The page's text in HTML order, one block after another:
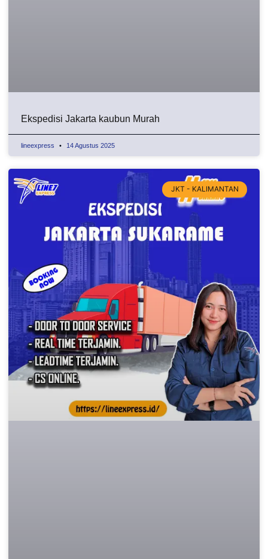
Ekspedisi Jakarta kaubun Murah
lineexpress 14 Agustus 2025
JKT - KALIMANTAN